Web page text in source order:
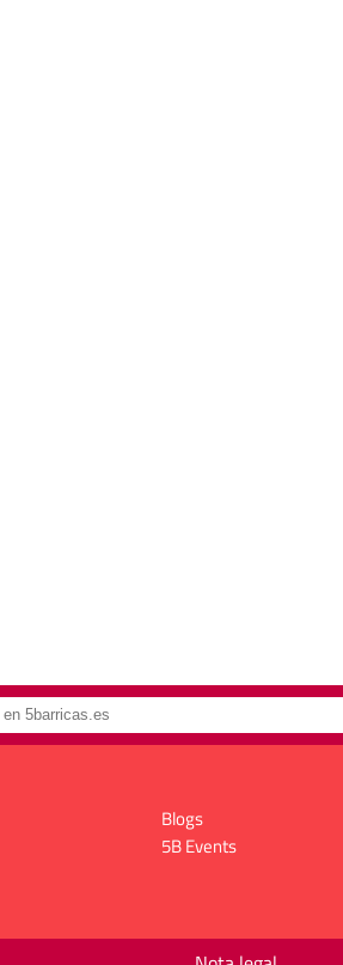
Blogs
5B Events